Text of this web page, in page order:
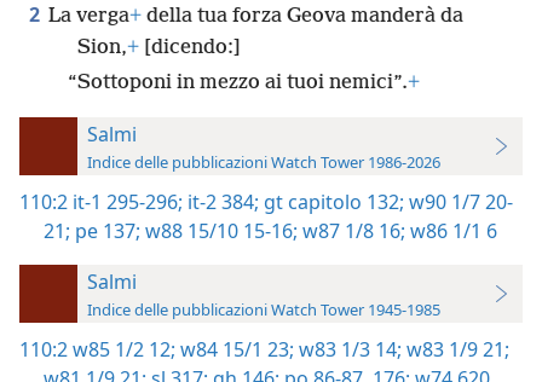
2 La verga+ della tua forza Geova manderà da
Sion,+ [dicendo:]
“Sottoponi in mezzo ai tuoi nemici”.+
Salmi
Indice delle pubblicazioni Watch Tower 1986-2026
110:2 it-1 295-296; it-2 384; gt capitolo 132; w90 1/7 20-
21; pe 137; w88 15/10 15-16; w87 1/8 16; w86 1/1 6
Salmi
Indice delle pubblicazioni Watch Tower 1945-1985
110:2w85 1/2 12; w84 15/1 23; w83 1/3 14; w83 1/9 21;